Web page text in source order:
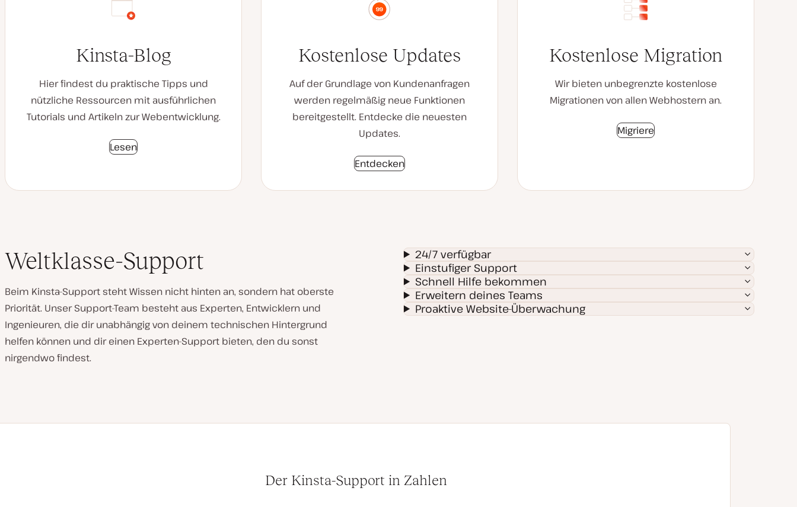
Kinsta-Blog
Hier findest du praktische Tipps und
nützliche Ressourcen mit ausführlichen
Tutorials und Artikeln zur Webentwicklung.
Lesen
Kostenlose Updates
Auf der Grundlage von Kundenanfragen
werden regelmäßig neue Funktionen
bereitgestellt. Entdecke die neuesten
Updates.
Entdecken
Kostenlose Migration
Wir bieten unbegrenzte kostenlose
Migrationen von allen Webhostern an.
Migriere
Weltklasse-Support
Beim Kinsta-Support steht Wissen nicht hinten an, sondern hat oberste
Priorität. Unser Support-Team besteht aus Experten, Entwicklern und
Ingenieuren, die dir unabhängig von deinem technischen Hintergrund
helfen können und dir einen Experten-Support bieten, den du sonst
nirgendwo findest.
24/7 verfügbar
Einstufiger Support
Schnell Hilfe bekommen
Erweitern deines Teams
Proaktive Website-Überwachung
Der Kinsta-Support in Zahlen